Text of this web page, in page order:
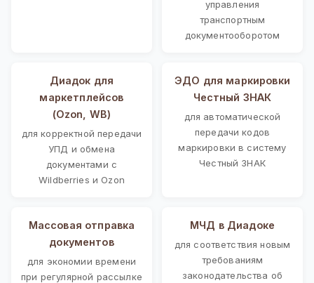
управления
транспортным
документооборотом
Диадок для
маркетплейсов
(Ozon, WB)
для корректной передачи
УПД и обмена
документами с
Wildberries и Ozon
ЭДО для маркировки
Честный ЗНАК
для автоматической
передачи кодов
маркировки в систему
Честный ЗНАК
Массовая отправка
документов
для экономии времени
при регулярной рассылке
МЧД в Диадоке
для соответствия новым
требованиям
законодательства об